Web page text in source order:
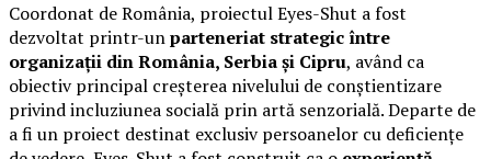
Coordonat de România, proiectul Eyes-Shut a fost
dezvoltat printr-unparteneriat strategic între
organizații din România, Serbia și Cipru, având ca
obiectiv principal creșterea nivelului de conștientizare
privind incluziunea socială prin artă senzorială. Departe de
a fi un proiect destinat exclusiv persoanelor cu deficiențe